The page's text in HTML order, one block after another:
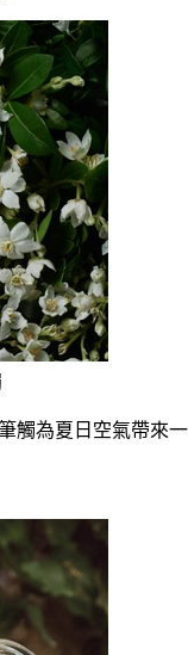
觸為夏日空氣帶來一